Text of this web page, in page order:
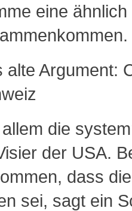
eine
alte Argument:
die
der USA.
dass
sei, sagt ein